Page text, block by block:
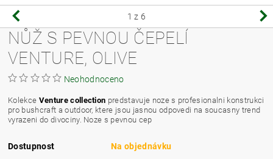
1 z 6
NŮŽ S PEVNOU ČEPELÍ
VENTURE, OLIVE
Neohodnoceno
Kolekce Venture collection predstavuje noze s profesionalni konstrukci
pro bushcraft a outdoor, ktere jsou jasnou odpovedi na soucasny trend
vyrazeni do divociny. Noze s pevnou cep
Dostupnost
Na objednávku